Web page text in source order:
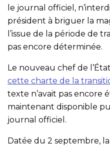
le journal officiel,
président à briguer la
l’issue de la période de
pas encore déterminée.
Le nouveau chef de
cette charte de la
texte n’avait pas encore
maintenant disponible
journal officiel.
Datée du 2 septembre,